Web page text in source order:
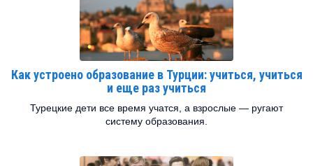
Как устроено образование в Турции: учиться, учиться
и еще раз учиться
Турецкие дети все время учатся, а взрослые — ругают
систему образования.